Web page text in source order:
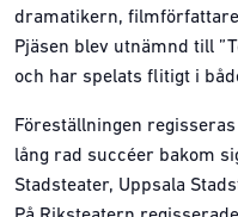
dramatikern,
Pjäsen blev utnämnd till
och har spelats flitigt i
Föreställningen
lång rad succéer bakom
Stadsteater, Uppsala